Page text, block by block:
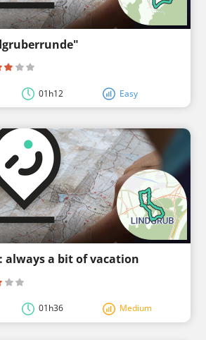
01h12 Easy
always a bit of vacation
01h36 Medium